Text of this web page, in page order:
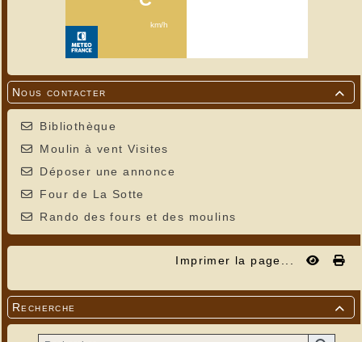

Nous contacter
Bibliothèque
Moulin à vent Visites
Déposer une annonce
Four de La Sotte
Rando des fours et des moulins
Imprimer la page...

Recherche